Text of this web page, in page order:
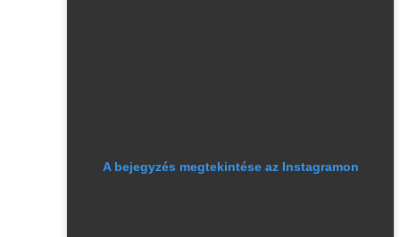
A bejegyzés megtekintése az Instagramon